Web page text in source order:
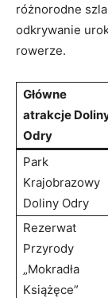
różnorodne
odkrywanie
rowerze.
Główne
atrakcje
Odry
Park
Krajobrazowy
Doliny Odry
Rezerwat​
Przyrody⁣
„Mokradła​
Książęce”